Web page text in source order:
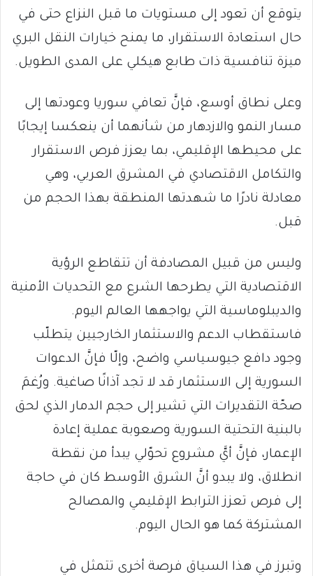
يتوقع أن تعود إلى مستويات ما قبل النزاع حتى في
حال استعادة الاستقرار، ما يمنح خيارات النقل البري
ميزة تنافسية ذات طابع هيكلي على المدى الطويل.
وعلى نطاق أوسع، فإنَّ تعافي سوريا وعودتها إلى
مسار النمو والازدهار من شأنهما أن ينعكسا إيجابًا
على محيطها الإقليمي، بما يعزز فرص الاستقرار
والتكامل الاقتصادي في المشرق العربي، وهي
معادلة نادرًا ما شهدتها المنطقة بهذا الحجم من
قبل.
وليس من قبيل المصادفة أن تتقاطع الرؤية
الاقتصادية التي يطرحها الشرع مع التحديات الأمنية
والديبلوماسية التي يواجهها العالم اليوم.
فاستقطاب الدعم والاستثمار الخارجيين يتطلّب
وجود دافع جيوسياسي واضح، وإلّا فإنَّ الدعوات
السورية إلى الاستثمار قد لا تجد آذانًا صاغية. ورُغمَ
صحّة التقديرات التي تشير إلى حجم الدمار الذي لحق
بالبنية التحتية السورية وصعوبة عملية إعادة
الإعمار، فإنَّ أيَّ مشروع تحوّلي يبدأ من نقطة
انطلاق، ولا يبدو أنَّ الشرق الأوسط كان في حاجة
إلى فرص تعزز الترابط الإقليمي والمصالح
المشتركة كما هو الحال اليوم.
وتبرز في هذا السياق فرصة أخرى تتمثل في